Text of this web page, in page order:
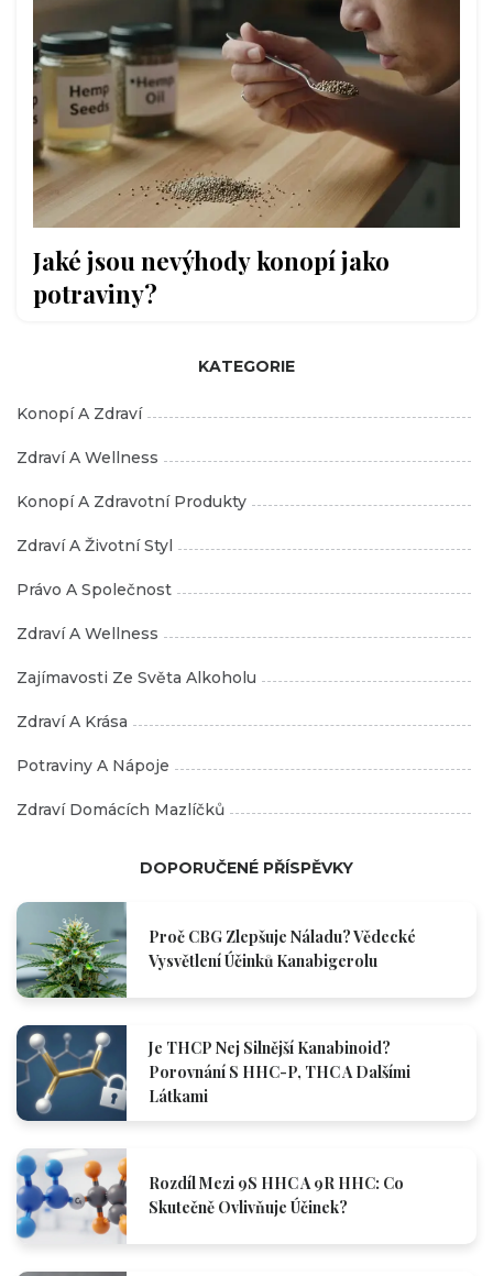
Jaké jsou nevýhody konopí jako
potraviny?
KATEGORIE
Konopí A Zdraví
Zdraví A Wellness
Konopí A Zdravotní Produkty
Zdraví A Životní Styl
Právo A Společnost
Zdraví A Wellness
Zajímavosti Ze Světa Alkoholu
Zdraví A Krása
Potraviny A Nápoje
Zdraví Domácích Mazlíčků
DOPORUČENÉ PŘÍSPĚVKY
Proč CBG Zlepšuje Náladu? Vědecké
Vysvětlení Účinků Kanabigerolu
Je THCP Nej Silnější Kanabinoid?
Porovnání S HHC-P, THC A Dalšími
Látkami
Rozdíl Mezi 9S HHC A 9R HHC: Co
Skutečně Ovlivňuje Účinek?